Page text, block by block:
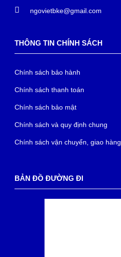
ngovietbke@gmail.com
THÔNG TIN CHÍNH SÁCH
Chính sách bảo hành
Chính sách thanh toán
Chính sách bảo mật
Chính sách và quy định chung
Chính sách vận chuyển, giao hàng
BẢN ĐỒ ĐƯỜNG ĐI